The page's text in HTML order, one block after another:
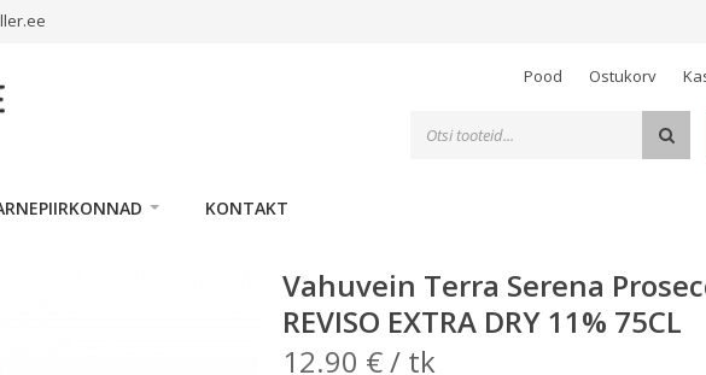
Pood Ostukorv
KONTAKT
Vahuvein Terra Serena
REVISO EXTRA DRY 11% 75CL
12.90 €/ tk